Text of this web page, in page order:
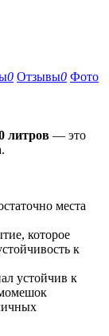
0 Отзывы0 Фото
литров — это
места
которое
к
устойчив к